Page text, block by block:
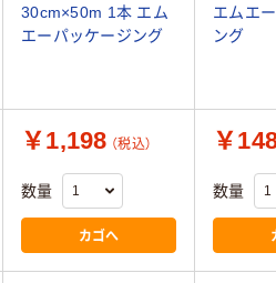
30cm×50m 1本 エム
エーパッケージング
エムエ
ング
￥1,198 （税込）
数量
カゴへ
￥
数量